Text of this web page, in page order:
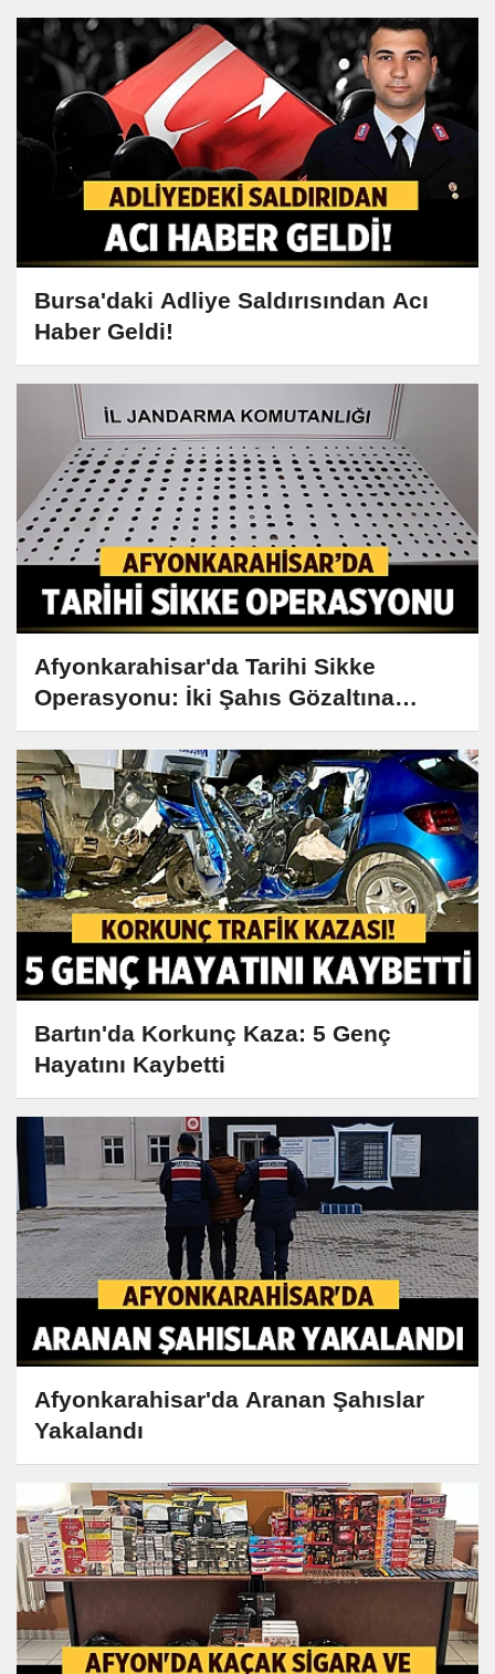
Bursa'daki Adliye Saldırısından Acı
Haber Geldi!
Afyonkarahisar'da Tarihi Sikke
Operasyonu: İki Şahıs Gözaltına
Alındı
Bartın'da Korkunç Kaza: 5 Genç
Hayatını Kaybetti
Afyonkarahisar'da Aranan Şahıslar
Yakalandı